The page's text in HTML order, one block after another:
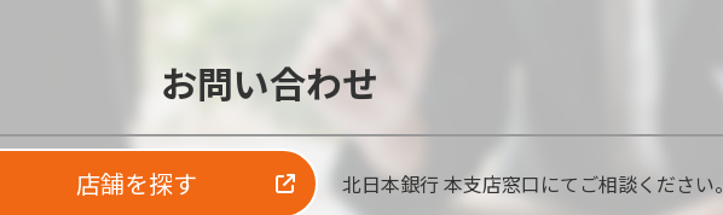
お問い合わせ
店舗を探す 北日本銀行 本支店窓口にてご相談ください。